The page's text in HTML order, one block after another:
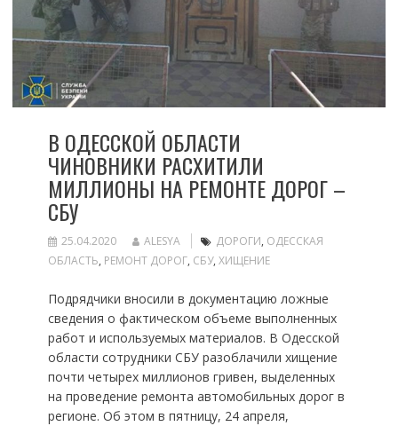
В ОДЕССКОЙ ОБЛАСТИ
ЧИНОВНИКИ РАСХИТИЛИ
МИЛЛИОНЫ НА РЕМОНТЕ ДОРОГ –
СБУ
25.04.2020 ALESYA ДОРОГИ, ОДЕССКАЯ
ОБЛАСТЬ, РЕМОНТ ДОРОГ, СБУ, ХИЩЕНИЕ
Подрядчики вносили в документацию ложные
сведения о фактическом объеме выполненных
работ и используемых материалов. В Одесской
области сотрудники СБУ разоблачили хищение
почти четырех миллионов гривен, выделенных
на проведение ремонта автомобильных дорог в
регионе. Об этом в пятницу, 24 апреля,